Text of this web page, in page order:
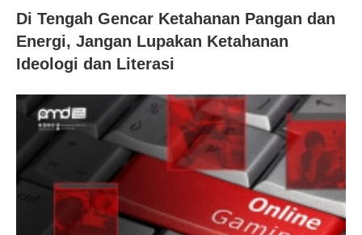
Di Tengah Gencar Ketahanan Pangan dan
Energi, Jangan Lupakan Ketahanan
Ideologi dan Literasi